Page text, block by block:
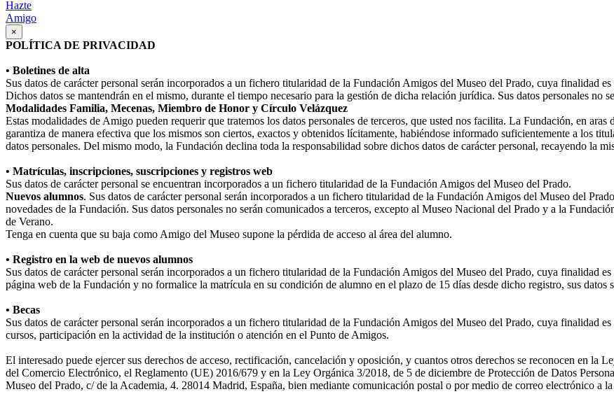
Hazte
Amigo
×
POLÍTICA DE PRIVACIDAD
• Boletines de alta
Sus datos de carácter personal serán incorporados a un fichero titularidad de la Fundación Amigos del Museo del Prado, cuya finalidad
Dichos datos se mantendrán en el mismo, durante el tiempo necesario para la gestión de dicha relación jurídica. Sus datos personales no
Modalidades Familia, Mecenas, Miembro de Honor y Círculo Velázquez
Estas modalidades de Amigo pueden requerir que tratemos los datos personales de terceros, que usted nos facilita. La Fundación, en aras
garantiza de manera efectiva que los mismos son ciertos, exactos y obtenidos lícitamente, habiéndose informado suficientemente a los
datos personales. Del mismo modo, la Fundación declina toda la responsabilidad sobre dichos datos de carácter personal, recayendo la
• Matrículas, inscripciones, suscripciones y registros web
Sus datos de carácter personal se encuentran incorporados a un fichero titularidad de la Fundación Amigos del Museo del Prado.
Nuevos alumnos. Sus datos de carácter personal serán incorporados a un fichero titularidad de la Fundación Amigos del Museo del
novedades de la Fundación. Sus datos personales no serán comunicados a terceros, excepto al Museo Nacional del Prado y a la
de Verano.
Tenga en cuenta que su baja como Amigo del Museo supone la pérdida de acceso al área del alumno.
• Registro en la web de nuevos alumnos
Sus datos de carácter personal serán incorporados a un fichero titularidad de la Fundación Amigos del Museo del Prado, cuya finalidad
página web de la Fundación y no formalice la matrícula en su condición de alumno en el plazo de 15 días desde dicho registro, sus datos
• Becas
Sus datos de carácter personal serán incorporados a un fichero titularidad de la Fundación Amigos del Museo del Prado, cuya finalidad
cursos, participación en la actividad de la institución o atención en el Punto de Amigos.
El interesado puede ejercer sus derechos de acceso, rectificación, cancelación y oposición, y cuantos otros derechos se reconocen en
del Comercio Electrónico, el Reglamento (UE) 2016/679 y en la Ley Orgánica 3/2018, de 5 de diciembre de Protección de Datos
Museo del Prado, c/ de la Academia, 4. 28014 Madrid, España, bien mediante comunicación postal o por medio de correo electrónico a